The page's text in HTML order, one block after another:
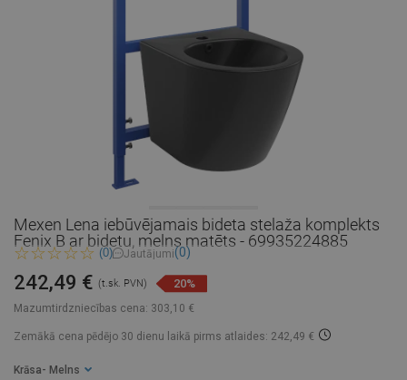
Mexen Lena iebūvējamais bideta stelaža komplekts
Fenix B ar bidetu, melns matēts - 69935224885
(0) Jautājumi(0)
Mazumtirdzniecības cena: 303,10 €
242,49 € (t.sk. PVN) 20%
Zemākā cena pēdējo 30 dienu laikā pirms atlaides: 242,49 €
Krāsa - Melns